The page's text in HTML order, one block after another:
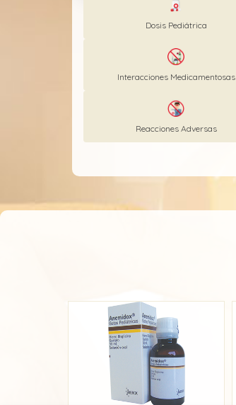
Vitamina D3 (Colecalciferol)
Dosis Pediátrica
Interacciones Medicamentosas
Reacciones Adversas